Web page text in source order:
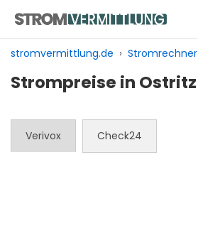
Inhalt
springen
stromvermittlung.de › Stromrechner
Strompreise in Ostritz
Verivox Check24